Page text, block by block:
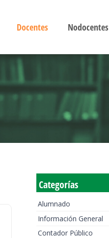
Docentes Nodocentes
Categorías
Alumnado
Información General
Contador Público